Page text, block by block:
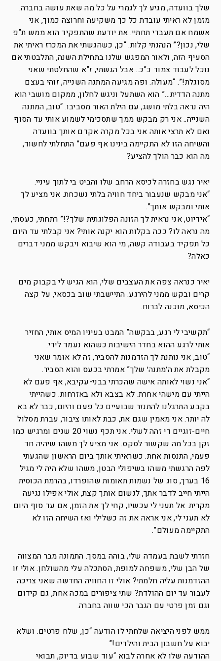
שלך בוועדה, מגיע לך לגמרי על כל מה שאת עושה בחברה.
מזמן לא ראיתי עובדת כל כך משקיעה וחרוצה כמוך, אני
אשמח אם תעבדי תחתיי. את יודעת שהתפקיד הוא ממש ת”פ
שלי, נכון?” הנהנתי קלות. “כן, כשהגשתי את המכרז ראיתי את
הסעיף הזה, ולאור המפגש שלנו בתחילת השנה, התלבטתי אם
נוכל לעבוד צמוד כ”כ.. אבל הגשתי, ז”א שהחלטתי שאני
מסוגלת!”. “מעולה. ופה מגיעה המתנה השנייה, זוהי בעצם
מתנה הדדית…” הוא השתעל וניגש לחלון, ממקום מושבי הוא
היה נראה בלתי מושג, עם הילת האור מסביבו. “טוב, המתנה
השנייה.. אני רק מבקש ממך שתסכימי לשמוע אותי עד הסוף
ואם לא תרצי אותה אני בכל מקרה אקדם אותך בוועדה
והשיחה הזו לא התקיימה בינינו אף פעם” התחלתי לחשוד,
מה הוא כבר הולך להציע?
יאיר נגש בחזרה לכיסא הרחב שלו והביט בי לתוך עיניי.
“אני מבקש שנעבור ביחד חוויה בלתי נשכחת. אני מציע לך
אותי ומבקש אותך”.
“אידיוט, אני נראית לך הזונה הפלוגתית שלך?!” רתחתי, כעסתי,
מה נראה לו? ככה בקלות הוא יקנה אותי? אני קבלתי עד היום
כל תפקיד בעבודה קשה, מי הוא שיבוא ויבקש ממני דברים
כאלה?
יאיר כנראה צפה את העצבים שלי, הוא הגיש לי בקבוק מים
קרים ובקש ממני להירגע. התיישבתי שוב בכסאי, על קצה
הכיסא, מוכנה לברוח.
“תקשיבי לי רגע, בבקשה” המבט בעיניו המיס אותי, החזיר
אותי לרגע ההוא בחדר הישיבות כשהוא נעמד לידי.
“טוב, אני נותנת לך הזדמנות להסביר, זה לא אומר שאני
מקבלת את ה׳מתנה׳ שלך” אמרתי בכעס והוא הסביר.
“אני נשוי לאותה אישה שהכרתי בבני-עקיבא, אף פעם לא
הייתי עם מישהי אחרת. לא בצבא ולא באזרחות. כשהייתי
בקבע התרגלנו להתנזר שבועיים כל פעם והיום, כבר לא בא
לה יותר. אני מאמין שגם את, כבת לאותו ציבור, עברת מסלול
חיים-זוגיים די זהה לשלי. אני תכף נשוי 20 שנים ומרגיש כמו
זקן בכל מה שקשור לסקס. אני מציע לך משהו שיהיה חד
פעמי, התנסות אחת. כשראיתי אותך ביום הראשון שהגעתי
לפה הרגשתי משהו בשיפולי הבטן, משהו שלא היה לי מגיל
16 בערך, סוג של נשמות תאומות שהופרדו, בהרמת הכוסית
הייתי חייב לדבר אתך, לנשום אותך קצת, אולי אפילו נגיעה
מקרית. אל תעני לי עכשיו, קחי לך את הזמן, אם עד סוף היום
לא תעני לי, אני אראה את זה כשלילי ואז השיחה הזו לא
התקיימה מעולם”.
חזרתי לשבת בעמדה שלי, בוהה במסך. התמונה מבר המצווה
של הבן שלי, משפחה למופת, הסתכלה עלי מהשולחן. אולי זו
ההזדמנות עליה חלמתי? אולי זו החוויה החדשה שאני צריכה
לעבור עד יום ההולדת? שתי ציפורים במכה אחת, גם קידום
וגם זמן פרטי עם הגבר הכי שווה בחברה.
ממש לפני היציאה שלחתי לו הודעה “כן, שלח פרטים. ושלא
יבוא על חשבון הבית והילדים!”
ההודעה שלו לא אחרה לבוא “עוד שבוע בדיוק, תבואי